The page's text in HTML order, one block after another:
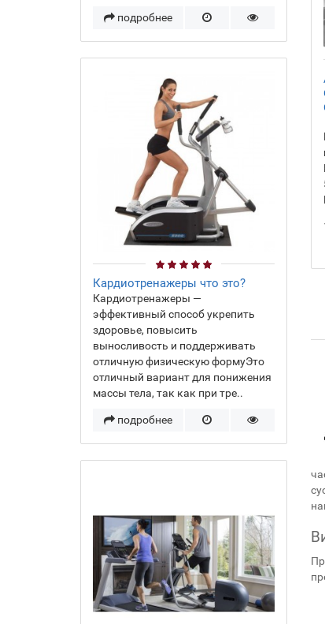
подробнее
Кардиотренажеры что это?
Кардиотренажеры —
эффективный способ укрепить
здоровье, повысить
выносливость и поддерживать
отличную физическую формуЭто
отличный вариант для понижения
массы тела, так как при тре..
подробнее